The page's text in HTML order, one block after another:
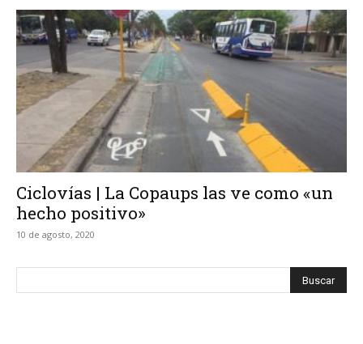
Ciclovías | La Copaups las ve como «un
hecho positivo»
10 de agosto, 2020